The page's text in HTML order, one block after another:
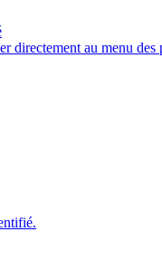
directement au menu des